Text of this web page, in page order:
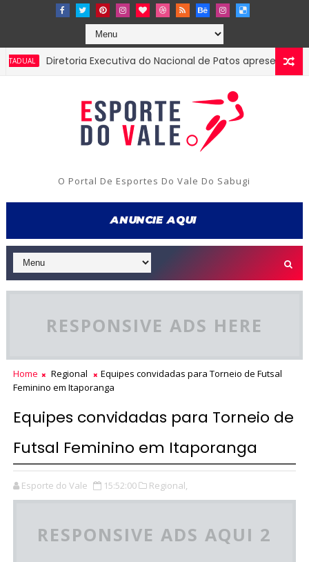
Diretoria Executiva do Nacional de Patos apresenta
O Portal De Esportes Do Vale Do Sabugi
RESPONSIVE ADS HERE
Home Regional
Equipes convidadas para Torneio de Futsal
Feminino em Itaporanga
Equipes convidadas para Torneio de
Futsal Feminino em Itaporanga
Esporte do Vale 15:52:00 Regional,
RESPONSIVE ADS AQUI 2